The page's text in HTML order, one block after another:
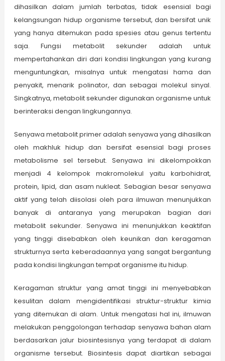
dihasilkan dalam jumlah terbatas, tidak esensial bagi
kelangsungan hidup organisme tersebut, dan bersifat unik
yang hanya ditemukan pada spesies atau genus tertentu
saja. Fungsi metabolit sekunder adalah untuk
mempertahankan diri dari kondisi lingkungan yang kurang
menguntungkan, misalnya untuk mengatasi hama dan
penyakit, menarik polinator, dan sebagai molekul sinyal.
Singkatnya, metabolit sekunder digunakan organisme untuk
berinteraksi dengan lingkungannya.
Senyawa metabolit primer adalah senyawa yang dihasilkan
oleh makhluk hidup dan bersifat esensial bagi proses
metabolisme sel tersebut. Senyawa ini dikelompokkan
menjadi 4 kelompok makromolekul yaitu karbohidrat,
protein, lipid, dan asam nukleat. Sebagian besar senyawa
aktif yang telah diisolasi oleh para ilmuwan menunjukkan
banyak di antaranya yang merupakan bagian dari
metabolit sekunder. Senyawa ini menunjukkan keaktifan
yang tinggi disebabkan oleh keunikan dan keragaman
strukturnya serta keberadaannya yang sangat bergantung
pada kondisi lingkungan tempat organisme itu hidup.
Keragaman struktur yang amat tinggi ini menyebabkan
kesulitan dalam mengidentifikasi struktur-struktur kimia
yang ditemukan di alam. Untuk mengatasi hal ini, ilmuwan
melakukan penggolongan terhadap senyawa bahan alam
berdasarkan jalur biosintesisnya yang terdapat di dalam
organisme tersebut. Biosintesis dapat diartikan sebagai